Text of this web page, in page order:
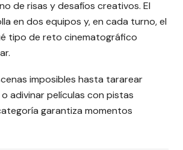
de risas y desafíos creativos. El
en dos equipos y, en cada turno, el
tipo de reto cinematográfico
imposibles hasta tararear
adivinar películas con pistas
garantiza momentos